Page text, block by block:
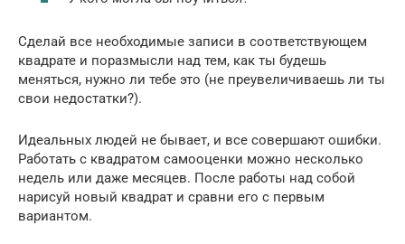
Сделай все необходимые записи в соответствующем
квадрате и поразмысли над тем, как ты будешь
меняться, нужно ли тебе это (не преувеличиваешь ли ты
свои недостатки?).
Идеальных людей не бывает, и все совершают ошибки.
Работать с квадратом самооценки можно несколько
недель или даже месяцев. После работы над собой
нарисуй новый квадрат и сравни его с первым
вариантом.